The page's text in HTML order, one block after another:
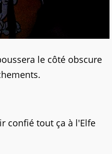
le côté obscure
confié tout ça à l'Elfe